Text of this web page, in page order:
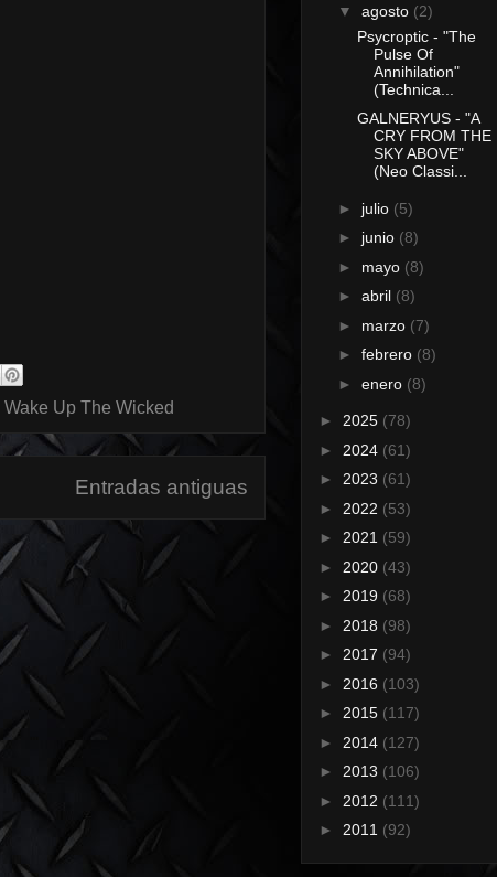
Wake Up The Wicked
Entradas antiguas
▼ agosto (2)
Psycroptic - "The
Pulse Of
Annihilation"
(Technica...
GALNERYUS - "A
CRY FROM THE
SKY ABOVE"
(Neo Classi...
► julio (5)
► junio (8)
► mayo (8)
► abril (8)
► marzo (7)
► febrero (8)
► enero (8)
► 2025 (78)
► 2024 (61)
► 2023 (61)
► 2022 (53)
► 2021 (59)
► 2020 (43)
► 2019 (68)
► 2018 (98)
► 2017 (94)
► 2016 (103)
► 2015 (117)
► 2014 (127)
► 2013 (106)
► 2012 (111)
► 2011 (92)